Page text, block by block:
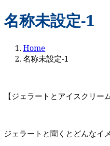
名称未設定-1
Home
名称未設定-1
【ジェラートとアイスクリー
ジェラートと聞くとどんなイ